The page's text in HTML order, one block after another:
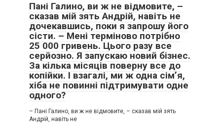
Пані Галино, ви ж не відмовите, –
сказав мій зять Андрій, навіть не
дочекавшись, поки я запрошу його
сісти. – Мені терміново потрібно
25 000 гривень. Цього разу все
серйозно. Я запускаю новий бізнес.
За кілька місяців поверну все до
копійки. І взагалі, ми ж одна сім’я,
хіба не повинні підтримувати одне
одного?
– Пані Галино, ви ж не відмовите, – сказав мій зять
Андрій, навіть не